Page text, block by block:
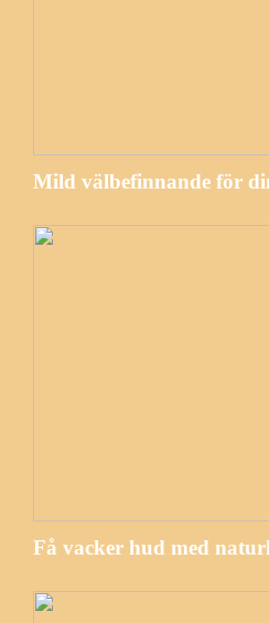
Mild välbefinnande för
Få vacker hud med